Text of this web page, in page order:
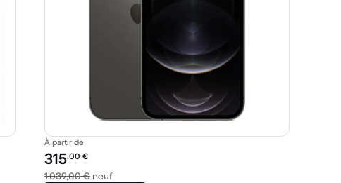
À partir de
Prix reconditionné :
315,00 €
1 039,00 € neufcontre 1 039,00 € neuf